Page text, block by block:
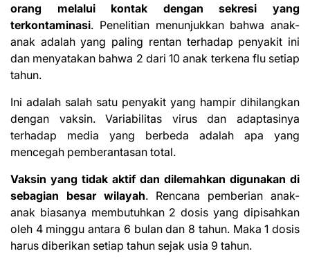
orang melalui kontak dengan sekresi yang
terkontaminasi. Penelitian menunjukkan bahwa anak-
anak adalah yang paling rentan terhadap penyakit ini
dan menyatakan bahwa 2 dari 10 anak terkena flu setiap
tahun.
Ini adalah salah satu penyakit yang hampir dihilangkan
dengan vaksin. Variabilitas virus dan adaptasinya
terhadap media yang berbeda adalah apa yang
mencegah pemberantasan total.
Vaksin yang tidak aktif dan dilemahkan digunakan di
sebagian besar wilayah. Rencana pemberian anak-
anak biasanya membutuhkan 2 dosis yang dipisahkan
oleh 4 minggu antara 6 bulan dan 8 tahun. Maka 1 dosis
harus diberikan setiap tahun sejak usia 9 tahun.